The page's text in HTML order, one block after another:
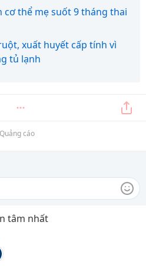
thể mẹ suốt 9 tháng thai
xuất huyết cấp tính vì
tủ lạnh
Quảng cáo
tâm nhất